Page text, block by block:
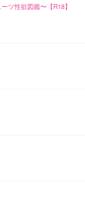
ツ性欲図鑑〜【R18】